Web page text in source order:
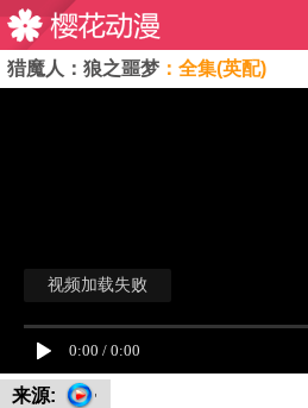
猎魔人：狼之噩梦 ：全集(英配)
来源: